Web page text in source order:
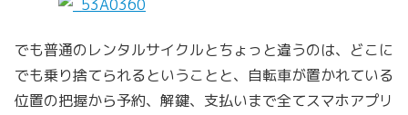
でも普通のレンタルサイクルとちょっと違うのは、どこに
でも乗り捨てられるということと、自転車が置かれている
位置の把握から予約、解鍵、支払いまで全てスマホアプリ